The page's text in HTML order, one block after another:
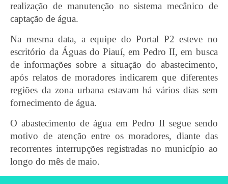
realização de manutenção no sistema mecânico de
captação de água.
Na mesma data, a equipe do Portal P2 esteve no
escritório da Águas do Piauí, em Pedro II, em busca
de informações sobre a situação do abastecimento,
após relatos de moradores indicarem que diferentes
regiões da zona urbana estavam há vários dias sem
fornecimento de água.
O abastecimento de água em Pedro II segue sendo
motivo de atenção entre os moradores, diante das
recorrentes interrupções registradas no município ao
longo do mês de maio.